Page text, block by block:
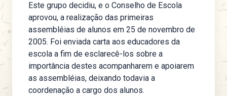
Este grupo decidiu, e o Conselho de Escola
aprovou, a realização das primeiras
assembléias de alunos em 25 de novembro de
2005. Foi enviada carta aos educadores da
escola a fim de esclarecê-los sobre a
importância destes acompanharem e apoiarem
as assembléias, deixando todavia a
coordenação a cargo dos alunos.